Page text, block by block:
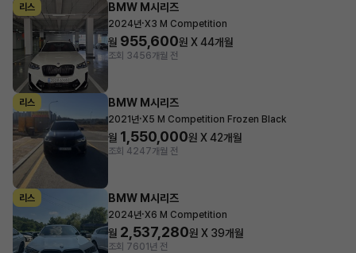
리스 BMW M시리즈
2024년·X3 M Competition
월 955,600원 X44개월
조회 3456개월 전
리스 BMW M시리즈
2021년·X5 M Competition Frozen Black
월 1,550,000원 X42개월
조회 4247개월 전
리스 BMW M시리즈
2024년·X6 M Competition
월 2,537,280원 X 39개월
조회 7601년 전